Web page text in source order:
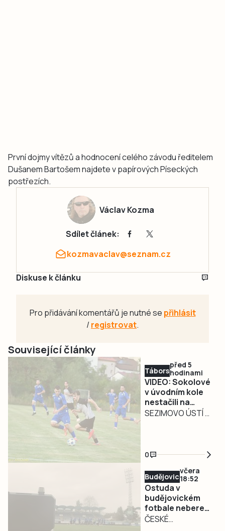
První dojmy vítězů a hodnocení celého závodu ředitelem
Dušanem Bartošem najdete v papírových Píseckých
postřezích.
Václav Kozma
Sdílet článek:
kozmavaclav@seznam.cz
Diskuse k článku
Pro přidávání komentářů je nutné se přihlásit
/registrovat.
Související články
Táborsko
před 5
hodinami
VIDEO: Sokolové
v úvodním kole
nestačili na
Novákovo
minut byla
SEZIMOVO ÚSTÍ –
otevřela své
brány nového
ročníku v pátek 7.
srpna. Sokolové
ze Sezimova Ústí
hostili na svém
trávníku Dolní
0
Budějovicko
včera
18:52
Ostuda v
budějovickém
fotbale nebere
konce. Dynamo
ČESKÉ